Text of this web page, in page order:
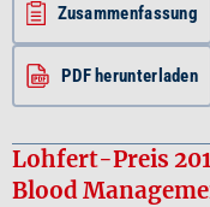
Zusammenfassung
PDF herunterladen
Lohfert-Preis
Blood